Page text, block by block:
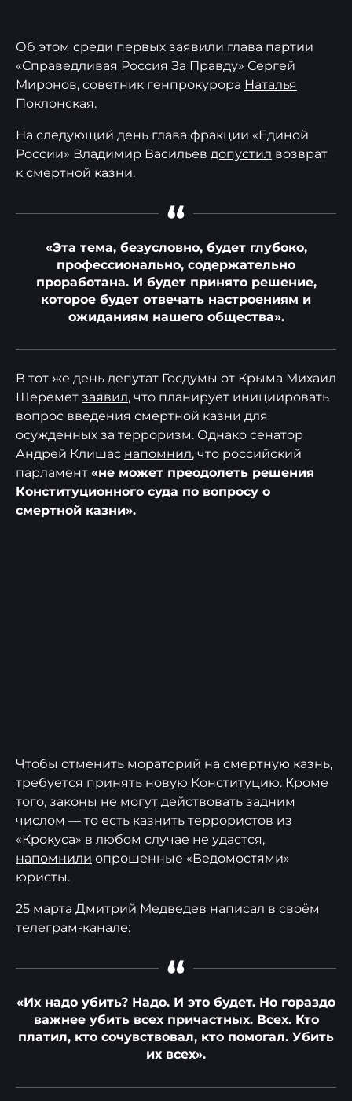
Об этом среди первых заявили глава партии
«Справедливая Россия За Правду» Сергей
Миронов, советник генпрокурора Наталья
Поклонская.
На следующий день глава фракции «Единой
России» Владимир Васильев допустил возврат
к смертной казни.
“
«Эта тема, безусловно, будет глубоко,
профессионально, содержательно
проработана. И будет принято решение,
которое будет отвечать настроениям и
ожиданиям нашего общества».
В тот же день депутат Госдумы от Крыма Михаил
Шеремет заявил, что планирует инициировать
вопрос введения смертной казни для
осужденных за терроризм. Однако сенатор
Андрей Клишас напомнил, что российский
парламент «не может преодолеть решения
Конституционного суда по вопросу о
смертной казни».
Чтобы отменить мораторий на смертную казнь,
требуется принять новую Конституцию. Кроме
того, законы не могут действовать задним
числом — то есть казнить террористов из
«Крокуса» в любом случае не удастся,
напомнили опрошенные «Ведомостями»
юристы.
25 марта Дмитрий Медведев написал в своём
телеграм-канале:
“
«Их надо убить? Надо. И это будет. Но гораздо
важнее убить всех причастных. Всех. Кто
платил, кто сочувствовал, кто помогал. Убить
их всех».